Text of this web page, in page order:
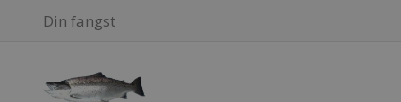
Din fangst